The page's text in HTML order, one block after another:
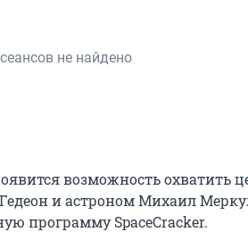
не найдено
возможность охватить
и астроном Михаил
программу SpaceCracker.